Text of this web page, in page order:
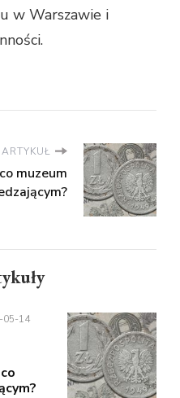
w Warszawie i
muzeum
05-14